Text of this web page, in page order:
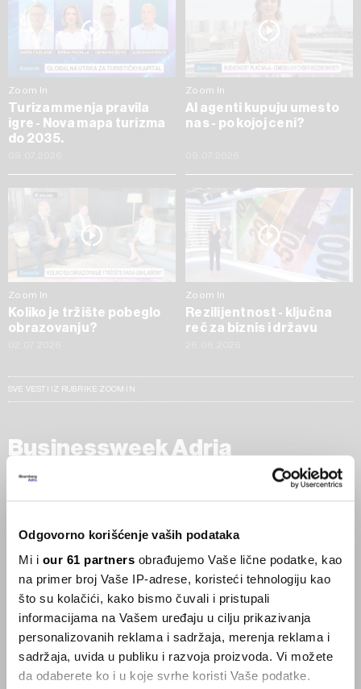
Odgovorno korišćenje vaših podataka
Mi i our 61 partners obrađujemo Vaše lične podatke, kao
na primer broj Vaše IP-adrese, koristeći tehnologiju kao
što su kolačići, kako bismo čuvali i pristupali
informacijama na Vašem uređaju u cilju prikazivanja
personalizovanih reklama i sadržaja, merenja reklama i
sadržaja, uvida u publiku i razvoja proizvoda. Vi možete
da odaberete ko i u koje svrhe koristi Vaše podatke.
Zoom In
Turizam menja pravila
igre - Nova mapa turizma
do 2035.
Zoom In
AI agenti kupuju umesto
nas - po kojoj ceni?
Zoom In
Koliko je tržište pobeglo
obrazovanju?
Zoom In
Rezilijentnost - ključna
reč za biznis i državu
SVE VESTI IZ RUBRIKE ZOOM IN
Businessweek Adria
Korisnici GLP-1 lijekova mršave,
ekonomija se deblja
Visok trošak selidbe kompanija iz Kine
Privatni letovi postaju dostupan
luksuz